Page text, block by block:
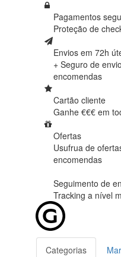
Pagamentos
Proteção de
Envios em 72h
+ Seguro de
encomendas
Cartão cliente
Ganhe €€€ em
Ofertas
Usufrua de
encomendas
Seguimento de
Tracking a nível
Categorias